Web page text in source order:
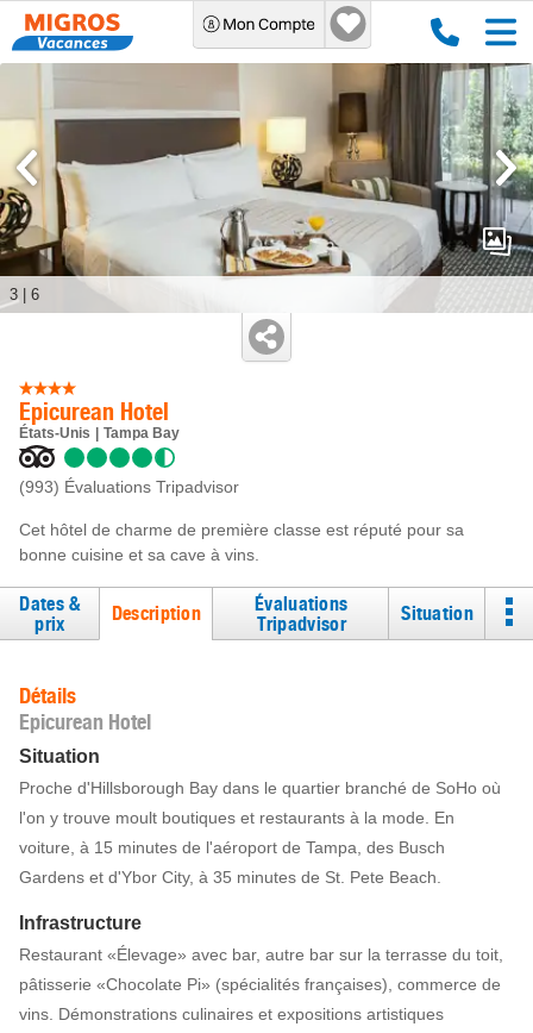
Epicurean Hotel
États-Unis Tampa Bay
(993) Évaluations Tripadvisor
Cet hôtel de charme de première classe est réputé pour sa
bonne cuisine et sa cave à vins.
3 6
Dates &
prix
Description
Évaluations
Tripadvisor
Situation
Détails
Epicurean Hotel
Situation
Proche d'Hillsborough Bay dans le quartier branché de SoHo où
l'on y trouve moult boutiques et restaurants à la mode. En
voiture, à 15 minutes de l'aéroport de Tampa, des Busch
Gardens et d'Ybor City, à 35 minutes de St. Pete Beach.
Infrastructure
Restaurant «Élevage» avec bar, autre bar sur la terrasse du toit,
pâtisserie «Chocolate Pi» (spécialités françaises), commerce de
vins. Démonstrations culinaires et expositions artistiques